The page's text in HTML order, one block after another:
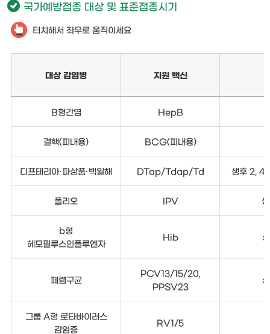
국가예방접종 대상 및 표준접종시기
터치해서 좌우로 움직이세요
대상 감염병 지원 백신
B형간염 HepB
결핵(피내용) BCG(피내용)
디프테리아·파상품·백일해 DTap/Tdap/Td 생후 2, 4,
폴리오 IPV
b형
헤모필루스인플루엔자
Hib
페렴구균
PCV13/15/20,
PPSV23
그룹 A형 로타바이러스
감염증
RV1/5